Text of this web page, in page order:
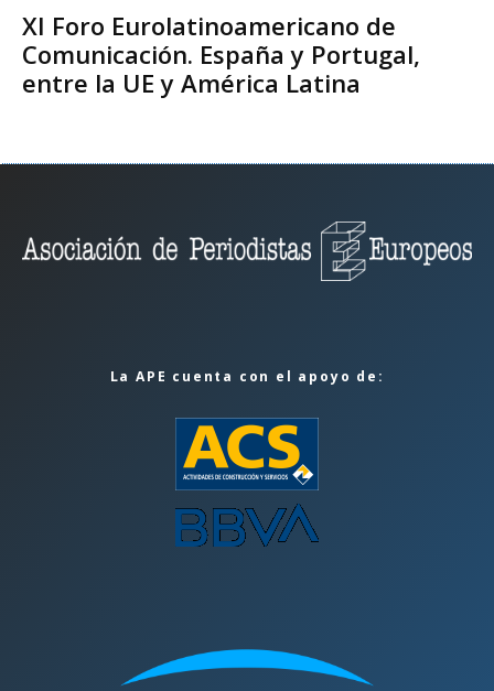
XI Foro Eurolatinoamericano de
Comunicación. España y Portugal,
entre la UE y América Latina
La APE cuenta con el apoyo de: